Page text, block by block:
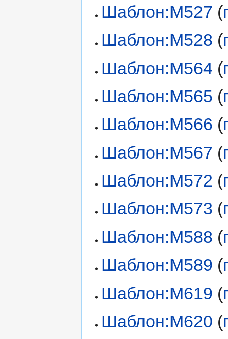
Шаблон:M527 (
Шаблон:M528 (
Шаблон:M564 (
Шаблон:M565 (
Шаблон:M566 (
Шаблон:M567 (
Шаблон:M572 (
Шаблон:M573 (
Шаблон:M588 (
Шаблон:M589 (
Шаблон:M619 (
Шаблон:M620 (